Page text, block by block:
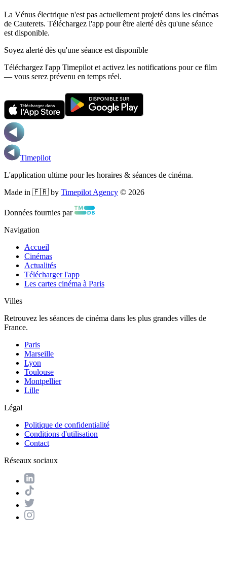
La Vénus électrique n'est pas actuellement projeté dans les cinémas
de Cauterets. Téléchargez l'app pour être alerté dès qu'une séance
est disponible.
Soyez alerté dès qu'une séance est disponible
Téléchargez l'app Timepilot et activez les notifications pour ce film
— vous serez prévenu en temps réel.
Timepilot
L'application ultime pour les horaires & séances de cinéma.
Made in 🇫🇷 by Timepilot Agency © 2026
Données fournies par
Navigation
Accueil
Cinémas
Actualités
Télécharger l'app
Les cartes cinéma à Paris
Villes
Retrouvez les séances de cinéma dans les plus grandes villes de
France.
Paris
Marseille
Lyon
Toulouse
Montpellier
Lille
Légal
Politique de confidentialité
Conditions d'utilisation
Contact
Réseaux sociaux